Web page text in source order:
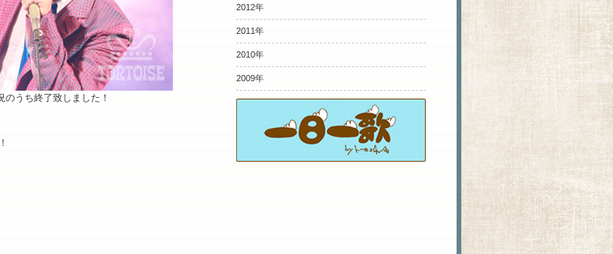
のうち終了致しました！
2012年
2011年
2010年
2009年